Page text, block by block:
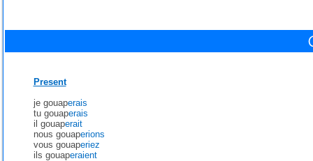
Present
je gouaperais
tu gouaperais
il gouaperait
nous gouaperions
vous gouaperiez
ils gouaperaient